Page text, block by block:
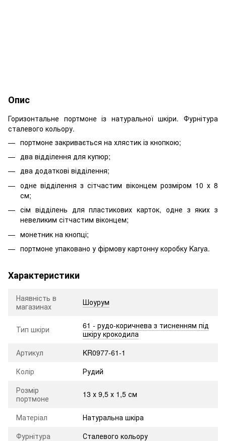
Опис
Горизонтальне портмоне із натуральної шкіри. Фурнітура
сталевого кольору.
портмоне закривається на хлястик із кнопкою;
два відділення для купюр;
два додаткові відділення;
одне відділення з сітчастим віконцем розміром 10 х 8
см;
сім відділень для пластикових карток, одне з яких з
невеликим сітчастим віконцем;
монетник на кнопці;
портмоне упаковано у фірмову картонну коробку Karya.
Характеристики
Наявність в
магазинах
Шоурум
Тип шкіри
61 - рудо-коричнева з тисненням під
шкіру крокодила
Артикул
KR0977-61-1
Колір
Рудий
Розмір
портмоне
13 х 9,5 х 1,5 см
Матеріал
Натуральна шкіра
Фурнітура
Сталевого кольору